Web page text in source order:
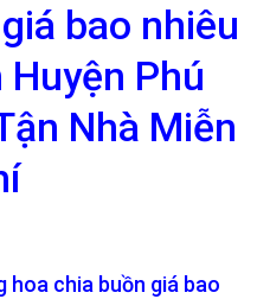
bao nhiêu
Huyện Phú
Nhà Miễn
hoa chia buồn giá bao